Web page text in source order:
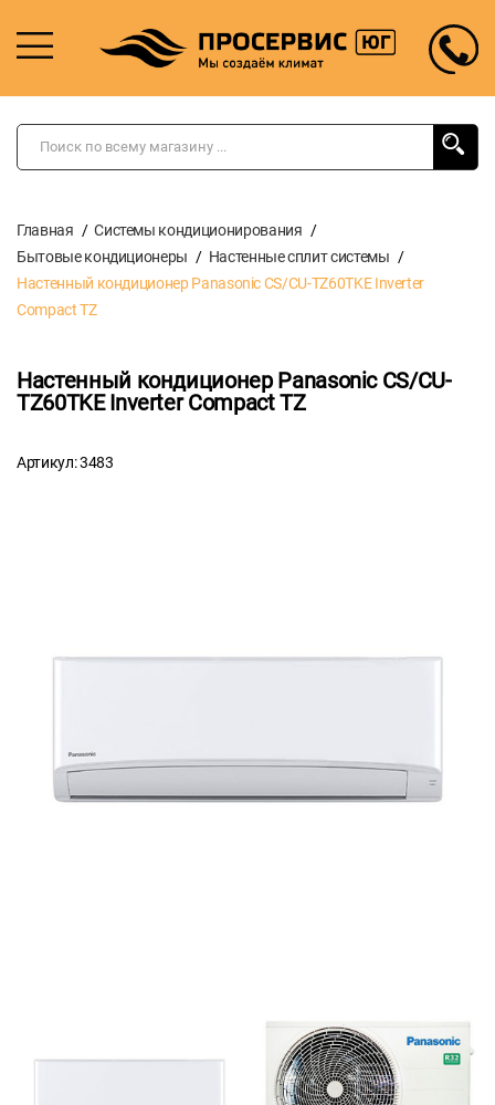
Главная
Системы кондиционирования
Бытовые кондиционеры
Настенные сплит системы
Настенный кондиционер Panasonic CS/CU-TZ60TKE Inverter
Compact TZ
Настенный кондиционер Panasonic CS/CU-
TZ60TKE Inverter Compact TZ
Артикул: 3483